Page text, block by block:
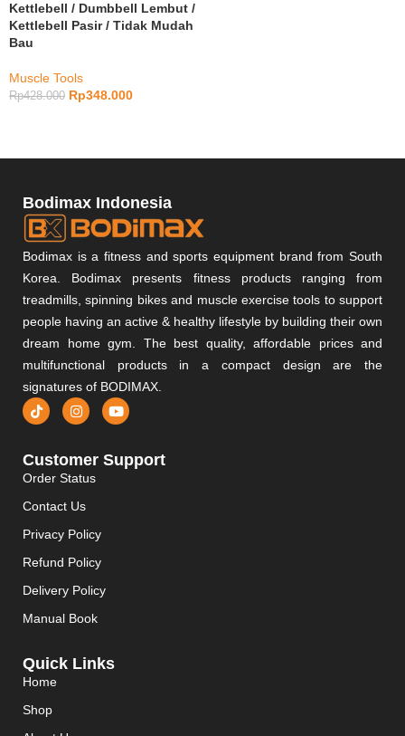
Kettlebell / Dumbbell Lembut /
Kettlebell Pasir / Tidak Mudah
Bau
Muscle Tools
Rp428.000 Rp348.000
Bodimax Indonesia
Bodimax is a fitness and sports equipment brand from South
Korea. Bodimax presents fitness products ranging from
treadmills, spinning bikes and muscle exercise tools to support
people having an active & healthy lifestyle by building their own
dream home gym. The best quality, affordable prices and
multifunctional products in a compact design are the
signatures of BODIMAX.
Customer Support
Order Status
Contact Us
Privacy Policy
Refund Policy
Delivery Policy
Manual Book
Quick Links
Home
Shop